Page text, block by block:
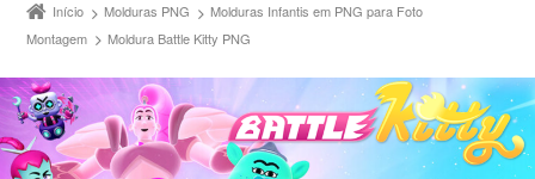
Início Molduras PNG
Molduras Infantis em PNG para Foto
Montagem
Moldura Battle Kitty PNG